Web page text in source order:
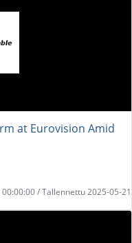
at Eurovision Amid
/ Tallennettu 2025-05-21